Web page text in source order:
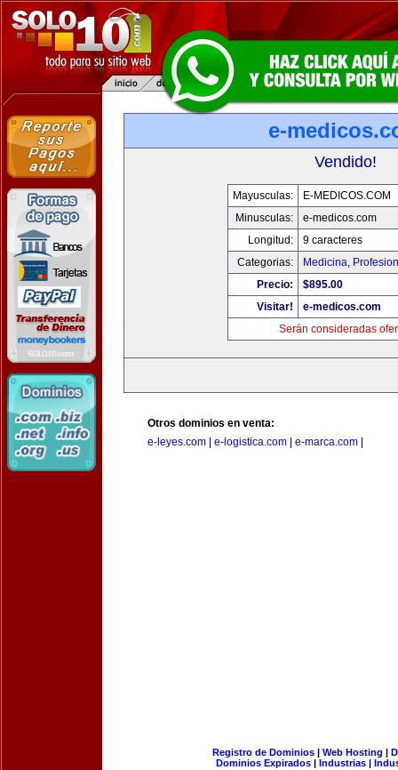
e-
Vendido!
Mayusculas:
E-MEDICOS.COM
Minusculas:
e-medicos.com
Longitud:
9 caracteres
Categorias:
Medicina,
Precio:
$895.00
Visitar!
e-medicos.com
Serán consideradas
Otros dominios en venta:
e-leyes.com
e-logistica.com e-marca.com
Registro de Dominios| Web Hosting |
Dominios Expirados | Industrias |